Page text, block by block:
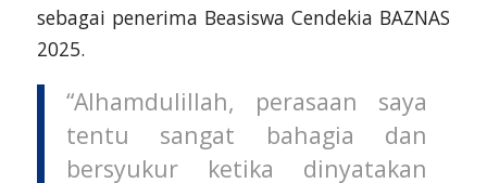
sebagai penerima Beasiswa Cendekia BAZNAS
2025.
“Alhamdulillah, perasaan saya
tentu sangat bahagia dan
bersyukur ketika dinyatakan